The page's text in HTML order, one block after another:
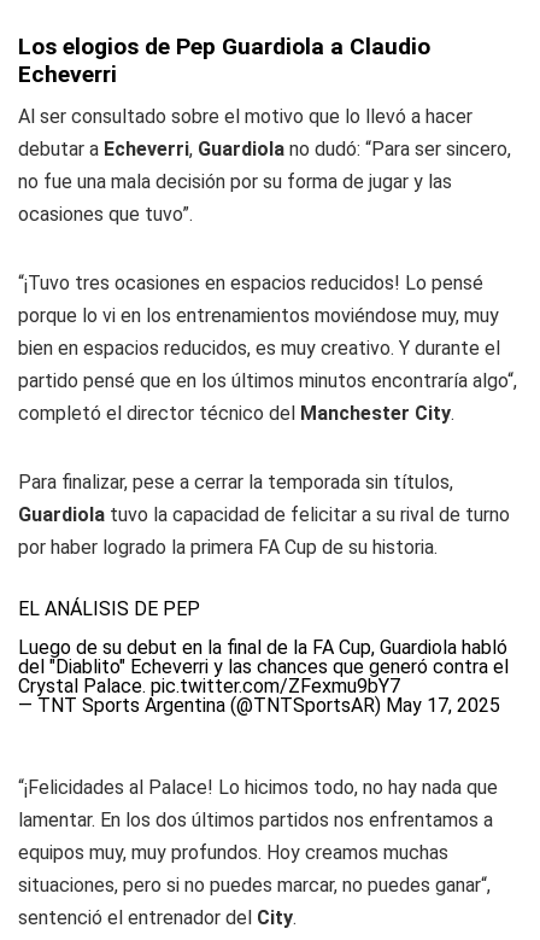
Los elogios de Pep Guardiola a Claudio
Echeverri
Al ser consultado sobre el motivo que lo llevó a hacer
debutar a Echeverri, Guardiola no dudó: “Para ser sincero,
no fue una mala decisión por su forma de jugar y las
ocasiones que tuvo”.
“¡Tuvo tres ocasiones en espacios reducidos! Lo pensé
porque lo vi en los entrenamientos moviéndose muy, muy
bien en espacios reducidos, es muy creativo. Y durante el
partido pensé que en los últimos minutos encontraría algo“,
completó el director técnico del Manchester City.
Para finalizar, pese a cerrar la temporada sin títulos,
Guardiola tuvo la capacidad de felicitar a su rival de turno
por haber logrado la primera FA Cup de su historia.
EL ANÁLISIS DE PEP
Luego de su debut en la final de la FA Cup, Guardiola habló
del "Diablito" Echeverri y las chances que generó contra el
Crystal Palace. pic.twitter.com/ZFexmu9bY7
— TNT Sports Argentina (@TNTSportsAR) May 17, 2025
“¡Felicidades al Palace! Lo hicimos todo, no hay nada que
lamentar. En los dos últimos partidos nos enfrentamos a
equipos muy, muy profundos. Hoy creamos muchas
situaciones, pero si no puedes marcar, no puedes ganar“,
sentenció el entrenador del City.